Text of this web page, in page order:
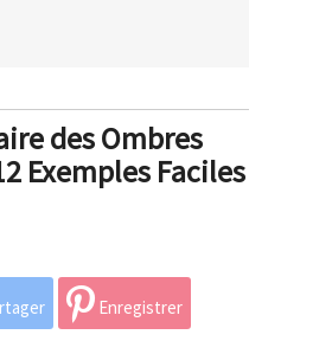
des Ombres
Exemples Faciles
Enregistrer